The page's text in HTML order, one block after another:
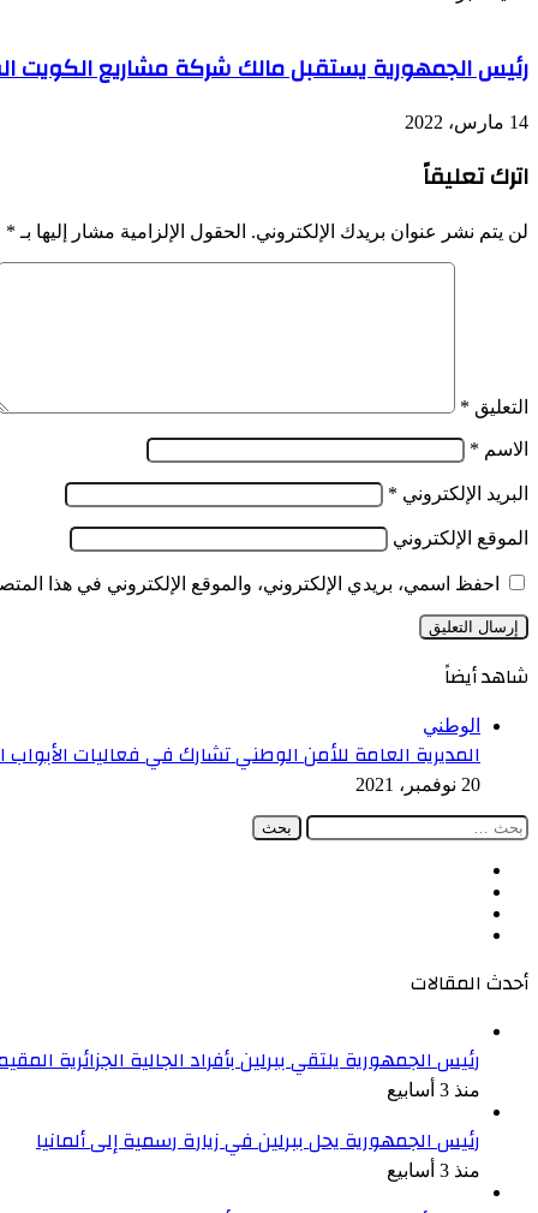
رئيس الجمهورية يستقبل مالك شركة مشاريع الكويت
14 مارس، 2022
اترك تعليقاً
لن يتم نشر عنوان بريدك الإلكتروني. الحقول الإلزامية مشار إليها بـ *
التعليق *
الاسم *
البريد الإلكتروني *
الموقع الإلكتروني
احفظ اسمي، بريدي الإلكتروني، والموقع الإلكتروني في هذا
شاهد أيضاً
الوطني
المديرية العامة للأمن الوطني تشارك في فعاليات
20 نوفمبر، 2021
البحث
أحدث المقالات
رئيس الجمهورية يلتقي ببرلين بأفراد الجالية الجزائرية
منذ 3 أسابيع
رئيس الجمهورية يحل ببرلين في زيارة رسمية إلى ألمانيا
منذ 3 أسابيع